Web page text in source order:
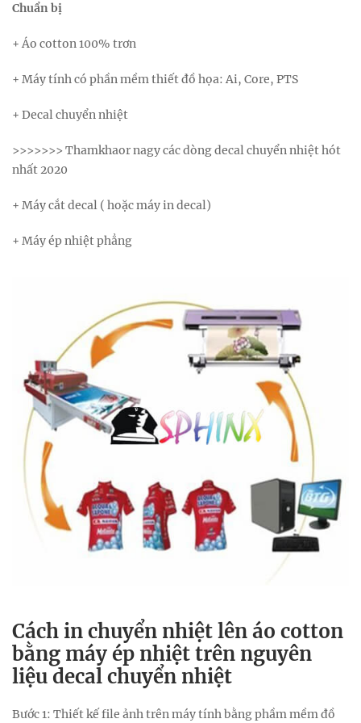
Chuẩn bị
+ Áo cotton 100% trơn
+ Máy tính có phần mềm thiết đồ họa: Ai, Core, PTS
+ Decal chuyển nhiệt
>>>>>>> Thamkhaor nagy các dòng decal chuyển nhiệt hót
nhất 2020
+ Máy cắt decal ( hoặc máy in decal)
+ Máy ép nhiệt phẳng
Cách in chuyển nhiệt lên áo cotton
bằng máy ép nhiệt trên nguyên
liệu decal chuyển nhiệt
Bước 1: Thiết kế file ảnh trên máy tính bằng phầm mềm đồ